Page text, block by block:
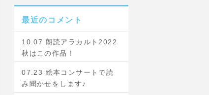
最近のコメント
10.07 朗読アラカルト2022
秋はこの作品！
07.23 絵本コンサートで読
み聞かせをします♪